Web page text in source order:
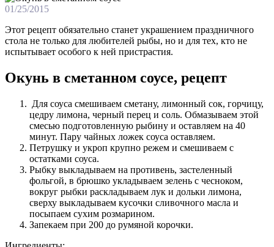
01/25/2015
Этот рецепт обязательно станет украшением праздничного
стола не только для любителей рыбы, но и для тех, кто не
испытывает особого к ней пристрастия.
Окунь в сметанном соусе, рецепт
Для соуса смешиваем сметану, лимонный сок, горчицу,
цедру лимона, черный перец и соль. Обмазываем этой
смесью подготовленную рыбину и оставляем на 40
минут. Пару чайных ложек соуса оставляем.
Петрушку и укроп крупно режем и смешиваем с
остатками соуса.
Рыбку выкладываем на противень, застеленный
фольгой, в брюшко укладываем зелень с чесноком,
вокруг рыбки раскладываем лук и дольки лимона,
сверху выкладываем кусочки сливочного масла и
посыпаем сухим розмарином.
Запекаем при 200 до румяной корочки.